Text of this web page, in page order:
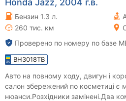
Бензин 1.3 л.
260 тис. км
Проверено по номеру по базе
BH3018TB
Авто на повному ходу, двигун і
салон збережений по косметиці є
нюанси.Розхідники замінені.Два